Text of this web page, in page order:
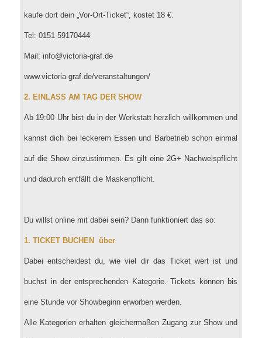
kaufe dort dein „Vor-Ort-Ticket“, kostet 18 €.
Tel: 0151 59170444
Mail: info@victoria-graf.de
www.victoria-graf.de/veranstaltungen/
2. EINLASS AM TAG DER SHOW
Ab 19:00 Uhr bist du in der Werkstatt herzlich willkommen und
kannst dich bei leckerem Essen und Barbetrieb schon einmal
auf die Show einzustimmen. Es gilt eine 2G+ Nachweispflicht
und dadurch entfällt die Maskenpflicht.
Du willst online mit dabei sein? Dann funktioniert das so:
1. TICKET BUCHEN über
Dabei entscheidest du, wie viel dir das Ticket wert ist und
buchst in der entsprechenden Kategorie. Tickets können bis
eine Stunde vor Showbeginn erworben werden.
Alle Kategorien erhalten gleichermaßen Zugang zur Show und